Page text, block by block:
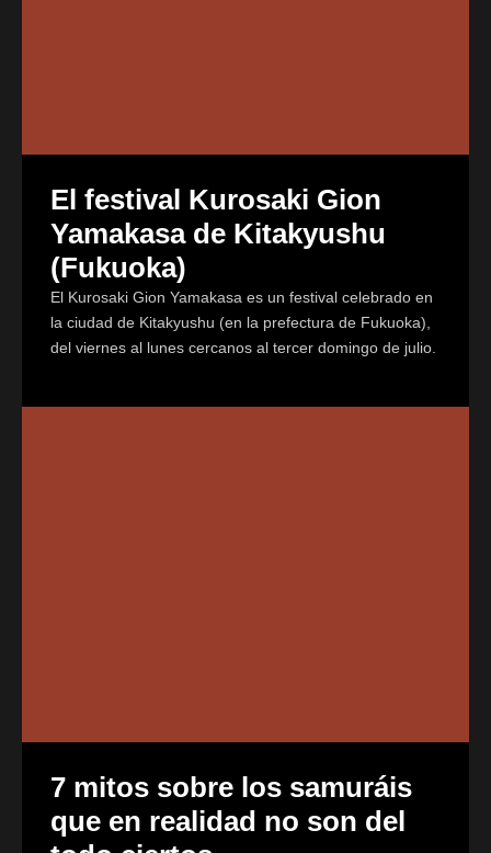
El festival Kurosaki Gion
Yamakasa de Kitakyushu
(Fukuoka)
El Kurosaki Gion Yamakasa es un festival celebrado en
la ciudad de Kitakyushu (en la prefectura de Fukuoka),
del viernes al lunes cercanos al tercer domingo de julio.
7 mitos sobre los samuráis
que en realidad no son del